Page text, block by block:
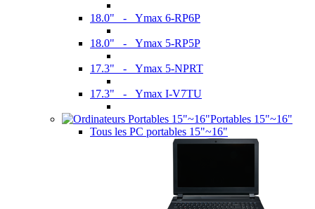
18.0" - Ymax 6-RP6P
18.0" - Ymax 5-RP5P
17.3" - Ymax 5-NPRT
17.3" - Ymax I-V7TU
Portables 15"~16"
Tous les PC portables 15"~16"